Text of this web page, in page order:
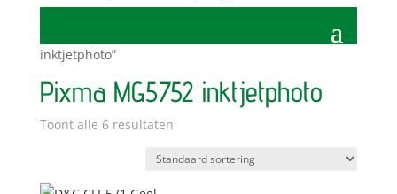
inktjetphoto”
Pixma MG5752 inktjetphoto
Toont alle 6 resultaten